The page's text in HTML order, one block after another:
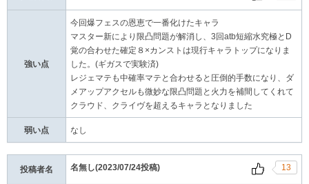
強い点
今回爆フェスの恩恵で一番化けたキャラ
マスター新により限凸問題が解消し、3回atb短縮水究極とD
覚の合わせた確定８×カンストは現行キャラトップになりま
した。(ギガスで実験済)
レジェマテも中確率マテと合わせると圧倒的手数になり、ダ
メアップアクセルも微妙な限凸問題と火力を補間してくれて
クラウド、クライヴを超えるキャラとなりました
弱い点 なし
投稿者名 名無し(2023/07/24投稿) 13